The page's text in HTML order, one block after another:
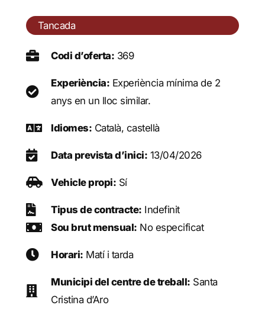
Tancada
Codi d’oferta: 369
Experiència: Experiència mínima de 2
anys en un lloc similar.
Idiomes: Català, castellà
Data prevista d’inici: 13/04/2026
Vehicle propi: Sí
Tipus de contracte: Indefinit
Sou brut mensual: No especificat
Horari: Matí i tarda
Municipi del centre de treball: Santa
Cristina d’Aro